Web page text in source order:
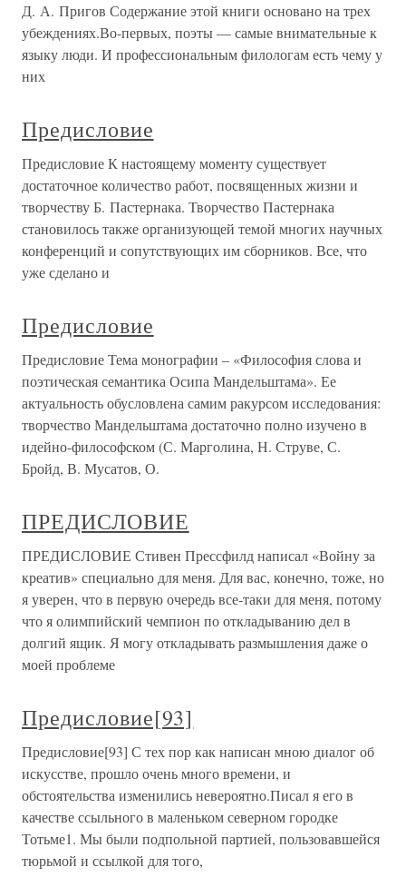
Д. А. Пригов Содержание этой книги основано на трех
убеждениях.Во-первых, поэты — самые внимательные к
языку люди. И профессиональным филологам есть чему у
них
Предисловие
Предисловие К настоящему моменту существует
достаточное количество работ, посвященных жизни и
творчеству Б. Пастернака. Творчество Пастернака
становилось также организующей темой многих научных
конференций и сопутствующих им сборников. Все, что
уже сделано и
Предисловие
Предисловие Тема монографии – «Философия слова и
поэтическая семантика Осипа Мандельштама». Ее
актуальность обусловлена самим ракурсом исследования:
творчество Мандельштама достаточно полно изучено в
идейно-философском (С. Марголина, Н. Струве, С.
Бройд, В. Мусатов, О.
ПРЕДИСЛОВИЕ
ПРЕДИСЛОВИЕ Стивен Прессфилд написал «Войну за
креатив» специально для меня. Для вас, конечно, тоже, но
я уверен, что в первую очередь все-таки для меня, потому
что я олимпийский чемпион по откладыванию дел в
долгий ящик. Я могу откладывать размышления даже о
моей проблеме
Предисловие[93]
Предисловие[93] С тех пор как написан мною диалог об
искусстве, прошло очень много времени, и
обстоятельства изменились невероятно.Писал я его в
качестве ссыльного в маленьком северном городке
Тотьме1. Мы были подпольной партией, пользовавшейся
тюрьмой и ссылкой для того,